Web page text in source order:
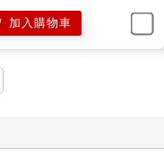
加入購物車